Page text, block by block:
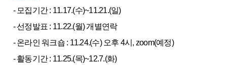
- 모집기간 : 11.17.(수)~11.21.(일)
- 선정발표 : 11.22.(월) 개별연락
- 온라인 워크숍 : 11.24.(수) 오후 4시, zoom(예정)
- 활동기간 : 11.25.(목)~12.7.(화)